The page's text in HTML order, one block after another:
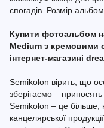
спогадів. Розмір
Купити фотоальбом
Medium з кремовими
інтернет-магазині
Semikolon вірить, що
зберігаємо –
Semikolon – це більше,
канцелярської